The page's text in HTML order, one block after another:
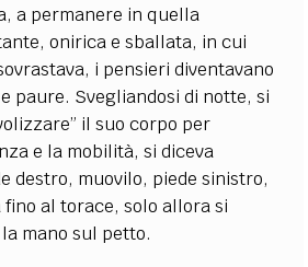
a permanere in quella
onirica e sballata, in cui
i pensieri diventavano
paure. Svegliandosi di notte, si
il suo corpo per
e la mobilità, si diceva
destro, muovilo, piede sinistro,
fino al torace, solo allora si
mano sul petto.